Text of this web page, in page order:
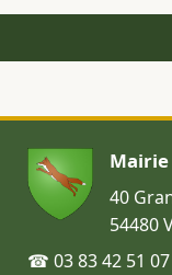
Mairie
40
54480
☎ 03 83 42 51 07